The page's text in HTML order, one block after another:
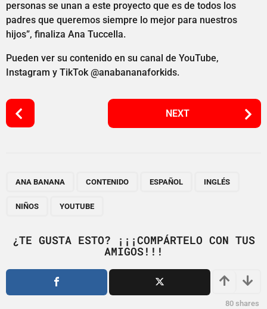
personas se unan a este proyecto que es de todos los
padres que queremos siempre lo mejor para nuestros
hijos”, finaliza Ana Tuccella.
Pueden ver su contenido en su canal de YouTube,
Instagram y TikTok @anabananaforkids.
P
o
i
o
NEXT
ANA BANANA CONTENIDO ESPAÑOL INGLÉS
NIÑOS YOUTUBE
¿TE GUSTA ESTO? ¡¡¡COMPÁRTELO CON TUS
AMIGOS!!!
80 shares